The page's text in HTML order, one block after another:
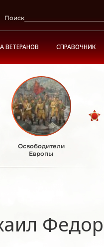
Поиск
ВЕТЕРАНОВ СПРАВОЧНИК
Освободители
Европы